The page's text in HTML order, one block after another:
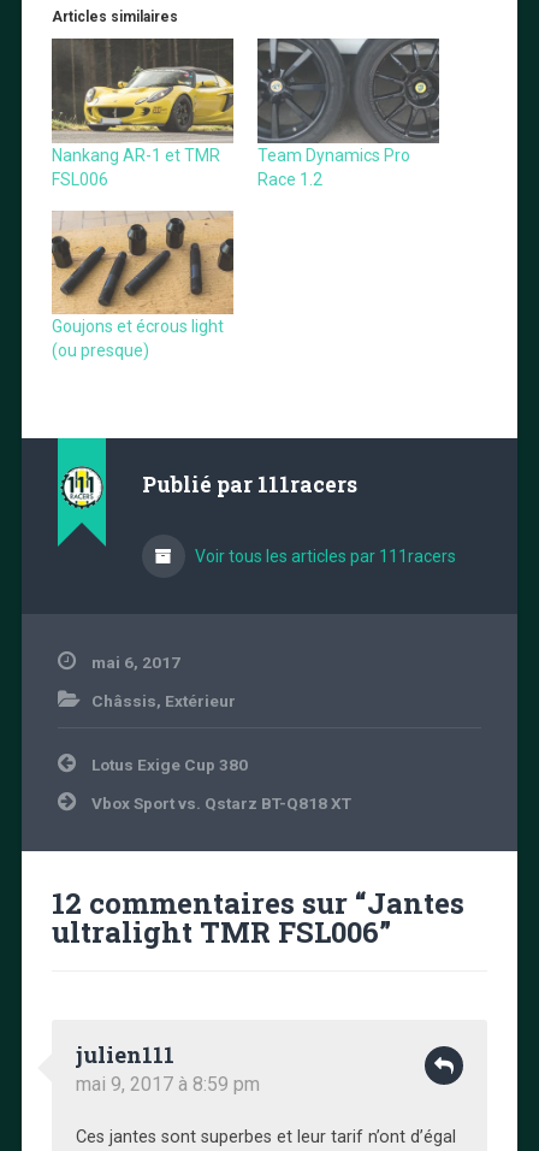
Articles similaires
Nankang AR-1 et TMR
FSL006
Team Dynamics Pro
Race 1.2
Goujons et écrous light
(ou presque)
Publié par 111racers
Voir tous les articles par 111racers
mai 6, 2017
Châssis, Extérieur
Navigation
l’article
Lotus Exige Cup 380
Vbox Sport vs. Qstarz BT-Q818 XT
12 commentaires sur “Jantes
ultralight TMR FSL006”
julien111
mai 9, 2017 à 8:59 pm
Ces jantes sont superbes et leur tarif n’ont d’égal